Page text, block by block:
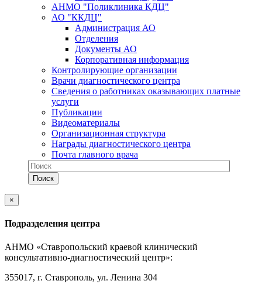
АНМО "Поликлиника КДЦ"
АО "ККДЦ"
Администрация АО
Отделения
Документы АО
Корпоративная информация
Контролирующие организации
Врачи диагностического центра
Сведения о работниках оказывающих платные
услуги
Публикации
Видеоматериалы
Организационная структура
Награды диагностического центра
Почта главного врача
×
Подразделения центра
АНМО «Ставропольский краевой клинический
консультативно-диагностический центр»:
355017, г. Ставрополь, ул. Ленина 304